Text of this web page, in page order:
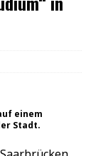
einem
Stadt.